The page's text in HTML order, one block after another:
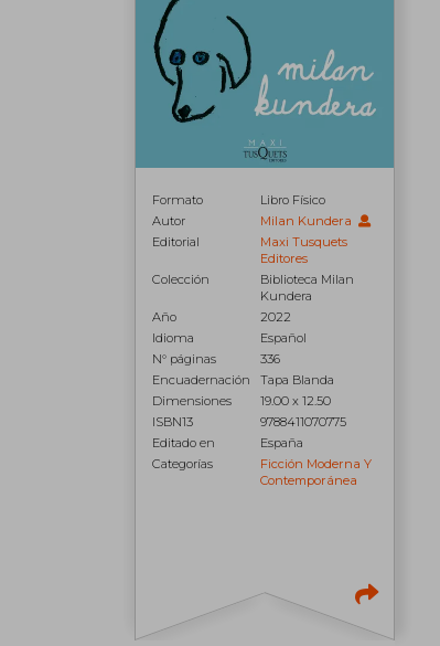
Formato
Libro Físico
Autor
Milan Kundera
Editorial
Maxi Tusquets
Editores
Colección
Biblioteca Milan
Kundera
Año
2022
Idioma
Español
N° páginas
336
Encuadernación
Tapa Blanda
Dimensiones
19.00 x 12.50
ISBN13
9788411070775
Editado en
España
Categorías
Ficción Moderna Y
Contemporánea